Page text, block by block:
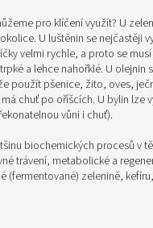
pro klíčení využít? U
U luštěnin se nejčastěji
velmi rychle, a proto se
a lehce nahořklé. U olejnin
použít pšenice, žito, oves,
chuť po oříšcích. U bylin
vůni i chuť).
biochemických procesů v
trávení, metabolické a
(fermentované) zelenině, kefíru,